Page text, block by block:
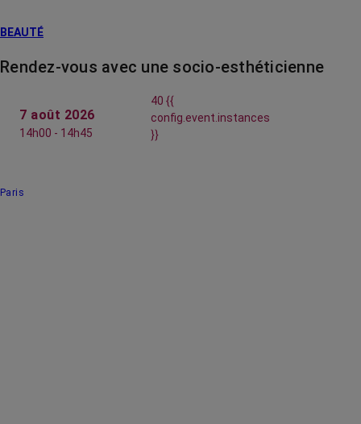
BEAUTÉ
Rendez-vous avec une socio-esthéticienne
7 août 2026
14h00 - 14h45
40 {{
config.event.instances
}}
Paris